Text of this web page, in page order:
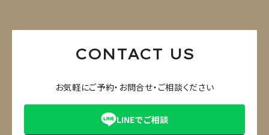
CONTACT US
お気軽にご予約・お問合せ・ご相談ください
LINEでご相談